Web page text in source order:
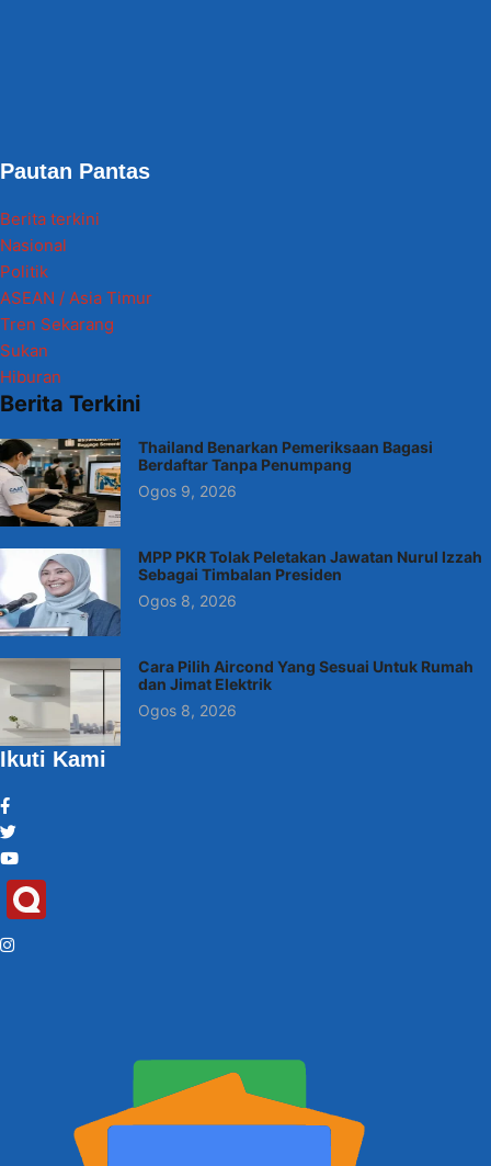
Pautan Pantas
Berita terkini
Nasional
Politik
ASEAN / Asia Timur
Tren Sekarang
Sukan
Hiburan
Berita Terkini
Thailand Benarkan Pemeriksaan Bagasi
Berdaftar Tanpa Penumpang
Ogos 9, 2026
MPP PKR Tolak Peletakan Jawatan Nurul Izzah
Sebagai Timbalan Presiden
Ogos 8, 2026
Cara Pilih Aircond Yang Sesuai Untuk Rumah
dan Jimat Elektrik
Ogos 8, 2026
Ikuti Kami